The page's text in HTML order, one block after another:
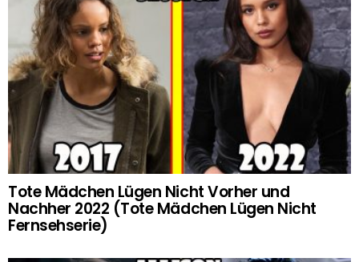
Tote Mädchen Lügen Nicht Vorher und
Nachher 2022 (Tote Mädchen Lügen Nicht
Fernsehserie)